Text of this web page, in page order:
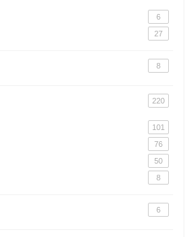
6
27
8
220
101
76
50
8
6